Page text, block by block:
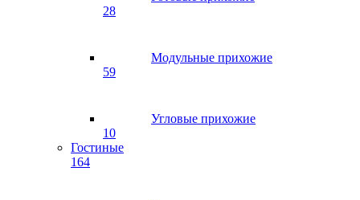
28
Модульные прихожие
59
Угловые прихожие
10
Гостиные
164